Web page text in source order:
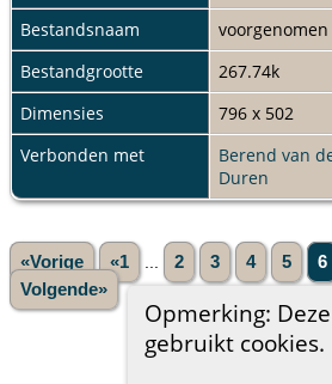
Opmerking:
gebruikt cookies.
Bestandsnaam
Bestandgrootte
267.74k
Dimensies
796 x 502
Verbonden met
Berend van
Duren
«Vorige «1 2 3 4 5 6
Volgende»